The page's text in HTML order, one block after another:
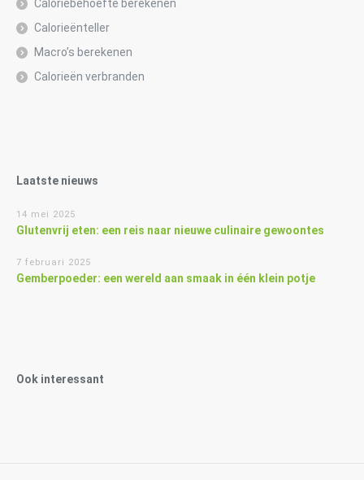
Caloriebehoefte berekenen
Calorieënteller
Macro’s berekenen
Calorieën verbranden
Laatste nieuws
14 mei 2025
Glutenvrij eten: een reis naar nieuwe culinaire gewoontes
7 februari 2025
Gemberpoeder: een wereld aan smaak in één klein potje
Ook interessant